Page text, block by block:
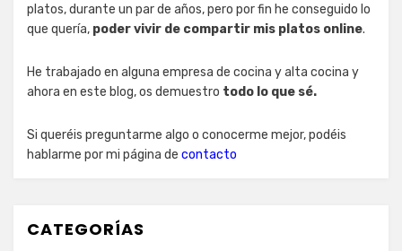
platos, durante un par de años, pero por fin he conseguido lo
que quería, poder vivir de compartir mis platos online.
He trabajado en alguna empresa de cocina y alta cocina y
ahora en este blog, os demuestro todo lo que sé.
Si queréis preguntarme algo o conocerme mejor, podéis
hablarme por mi página de contacto
CATEGORÍAS